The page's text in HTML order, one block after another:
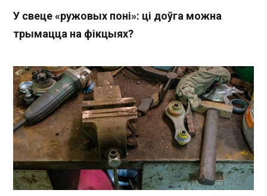
У свеце «ружовых поні»: ці доўга можна
трымацца на фікцыях?